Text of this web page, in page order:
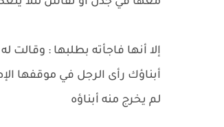
إلا أنها فاجأته بطلبها : وقالت
أبناؤك رأى الرجل في موقفها
لم يخرج منه أبناؤه